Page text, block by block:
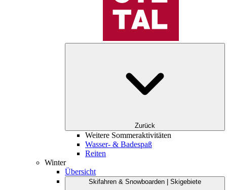
Zurück
Weitere Sommeraktivitäten
Wasser- & Badespaß
Reiten
Winter
Übersicht
Skifahren & Snowboarden | Skigebiete